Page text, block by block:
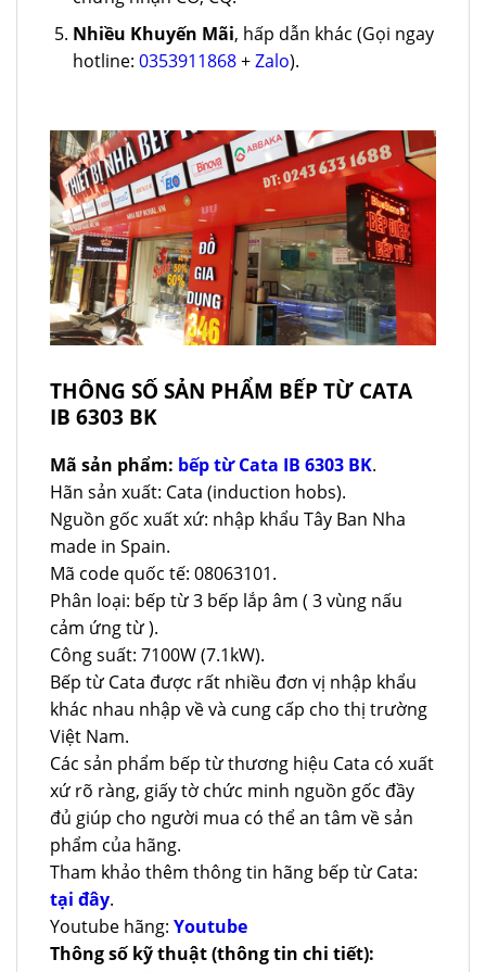
Nhiều Khuyến Mãi, hấp dẫn khác (Gọi ngay
hotline: 0353911868+Zalo).
THÔNG SỐ SẢN PHẨM BẾP TỪ CATA
IB 6303 BK
Mã sản phẩm: bếp từ Cata IB 6303 BK.
Hãn sản xuất: Cata (induction hobs).
Nguồn gốc xuất xứ: nhập khẩu Tây Ban Nha
made in Spain.
Mã code quốc tế: 08063101.
Phân loại: bếp từ 3 bếp lắp âm ( 3 vùng nấu
cảm ứng từ ).
Công suất: 7100W (7.1kW).
Bếp từ Cata được rất nhiều đơn vị nhập khẩu
khác nhau nhập về và cung cấp cho thị trường
Việt Nam.
Các sản phẩm bếp từ thương hiệu Cata có xuất
xứ rõ ràng, giấy tờ chức minh nguồn gốc đầy
đủ giúp cho người mua có thể an tâm về sản
phẩm của hãng.
Tham khảo thêm thông tin hãng bếp từ Cata:
tại đây.
Youtube hãng: Youtube
Thông số kỹ thuật (thông tin chi tiết):